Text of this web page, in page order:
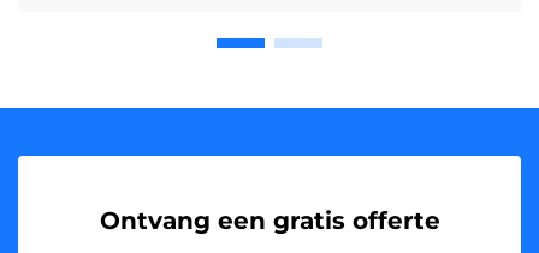
Ontvang een gratis offerte